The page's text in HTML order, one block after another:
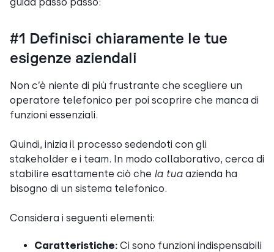
#1 Definisci chiaramente le tue
esigenze aziendali
Non c’è niente di più frustrante che scegliere un
operatore telefonico per poi scoprire che manca di
funzioni essenziali.
Quindi, inizia il processo sedendoti con gli
stakeholder e i team. In modo collaborativo, cerca di
stabilire esattamente ciò che la tua azienda ha
bisogno di un sistema telefonico.
Considera i seguenti elementi:
Caratteristiche: Ci sono funzioni indispensabili